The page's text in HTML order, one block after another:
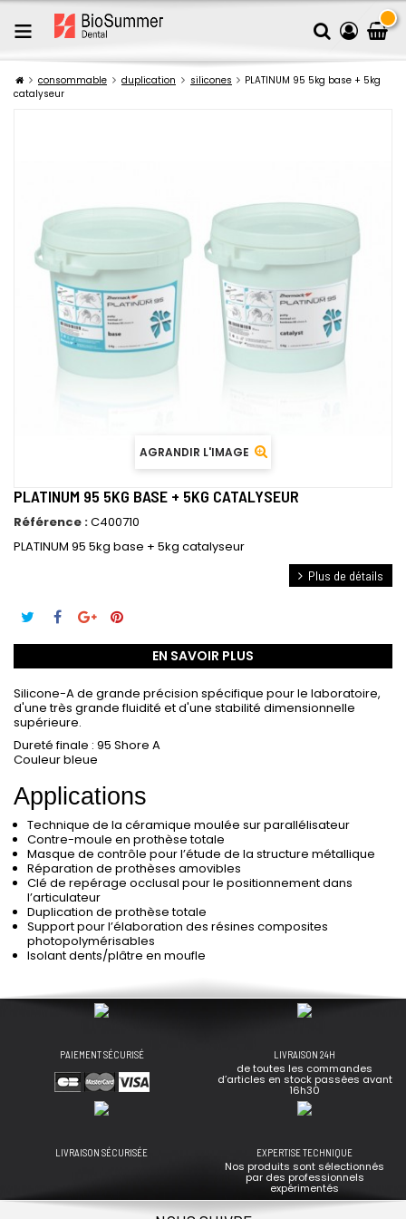
consommable duplication silicones
PLATINUM 95 5kg base + 5kg
catalyseur
AGRANDIR L'IMAGE
PLATINUM 95 5KG BASE + 5KG CATALYSEUR
Référence :C400710
PLATINUM 95 5kg base + 5kg catalyseur
Plus de détails
EN SAVOIR PLUS
Silicone-A de grande précision spécifique pour le laboratoire,
d'une très grande fluidité et d'une stabilité dimensionnelle
supérieure.
Dureté finale : 95 Shore A
Couleur bleue
Applications
Technique de la céramique moulée sur parallélisateur
Contre-moule en prothèse totale
Masque de contrôle pour l’étude de la structure métallique
Réparation de prothèses amovibles
Clé de repérage occlusal pour le positionnement dans
l’articulateur
Duplication de prothèse totale
Support pour l’élaboration des résines composites
photopolymérisables
Isolant dents/plâtre en moufle
PAIEMENT SÉCURISÉ LIVRAISON 24H
de toutes les commandes
d’articles en stock passées avant
16h30
LIVRAISON SÉCURISÉE EXPERTISE TECHNIQUE
Nos produits sont sélectionnés
par des professionnels
expérimentés